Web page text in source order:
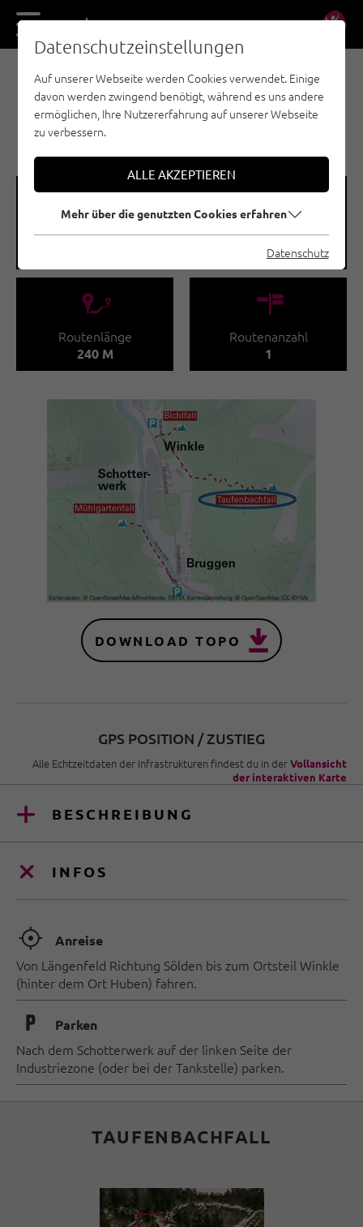
DE EN
EISKLETTERN - ÖTZTAL
LÄNGENFELD /
TAUFENBACHFALL
🞽
Schwierigkeitsgrad
🞱
Seehöhe
1320 - 1560 M
🔹
Routenlänge
240 M
🍫
Routenanzahl
1
DOWNLOAD TOPO
GPS POSITION / ZUSTIEG
Alle Echtzeitdaten der Infrastrukturen findest du in derVollansicht
der interaktiven Karte
BESCHREIBUNG
INFOS
🞞 Anreise
Von Längenfeld Richtung Sölden bis zum Ortsteil Winkle
(hinter dem Ort Huben) fahren.
🐈 Parken
Nach dem Schotterwerk auf der linken Seite der
Industriezone (oder bei der Tankstelle) parken.
TAUFENBACHFALL
Datenschutzeinstellungen
Auf unserer Webseite werden Cookies verwendet. Einige
davon werden zwingend benötigt, während es uns andere
ermöglichen, Ihre Nutzererfahrung auf unserer Webseite
zu verbessern.
ALLE AKZEPTIEREN
Mehr über die genutzten Cookies erfahren
Datenschutz